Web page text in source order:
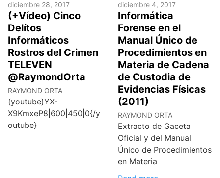
diciembre 28, 2017
(+Vídeo) Cinco
Delítos
Informáticos
Rostros del Crimen
TELEVEN
@RaymondOrta
RAYMOND ORTA
{youtube}YX-
X9KmxeP8|600|450|0{/y
outube}
diciembre 4, 2017
Informática
Forense en el
Manual Único de
Procedimientos en
Materia de Cadena
de Custodia de
Evidencias Físicas
(2011)
RAYMOND ORTA
Extracto de Gaceta
Oficial y del Manual
Único de Procedimientos
en Materia